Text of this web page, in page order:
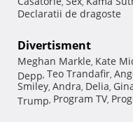
Declaratii de dragoste
Divertisment
Meghan Markle, Kate
Depp, Teo Trandafir,
Smiley, Andra, Delia,
Trump, Program TV,